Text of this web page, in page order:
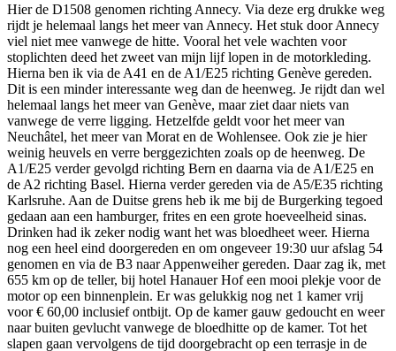
Hier de D1508 genomen richting Annecy. Via deze erg drukke weg
rijdt je helemaal langs het meer van Annecy. Het stuk door Annecy
viel niet mee vanwege de hitte. Vooral het vele wachten voor
stoplichten deed het zweet van mijn lijf lopen in de motorkleding.
Hierna ben ik via de A41 en de A1/E25 richting Genève gereden.
Dit is een minder interessante weg dan de heenweg. Je rijdt dan wel
helemaal langs het meer van Genève, maar ziet daar niets van
vanwege de verre ligging. Hetzelfde geldt voor het meer van
Neuchâtel, het meer van Morat en de Wohlensee. Ook zie je hier
weinig heuvels en verre berggezichten zoals op de heenweg. De
A1/E25 verder gevolgd richting Bern en daarna via de A1/E25 en
de A2 richting Basel. Hierna verder gereden via de A5/E35 richting
Karlsruhe. Aan de Duitse grens heb ik me bij de Burgerking tegoed
gedaan aan een hamburger, frites en een grote hoeveelheid sinas.
Drinken had ik zeker nodig want het was bloedheet weer. Hierna
nog een heel eind doorgereden en om ongeveer 19:30 uur afslag 54
genomen en via de B3 naar Appenweiher gereden. Daar zag ik, met
655 km op de teller, bij hotel Hanauer Hof een mooi plekje voor de
motor op een binnenplein. Er was gelukkig nog net 1 kamer vrij
voor € 60,00 inclusief ontbijt. Op de kamer gauw gedoucht en weer
naar buiten gevlucht vanwege de bloedhitte op de kamer. Tot het
slapen gaan vervolgens de tijd doorgebracht op een terrasje in de